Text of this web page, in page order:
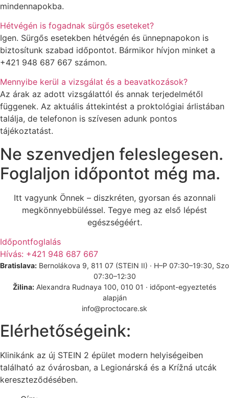
mindennapokba.
Hétvégén is fogadnak sürgős eseteket?
Igen. Sürgős esetekben hétvégén és ünnepnapokon is
biztosítunk szabad időpontot. Bármikor hívjon minket a
+421 948 687 667 számon.
Mennyibe kerül a vizsgálat és a beavatkozások?
Az árak az adott vizsgálattól és annak terjedelmétől
függenek. Az aktuális áttekintést a proktológiai árlistában
találja, de telefonon is szívesen adunk pontos
tájékoztatást.
Ne szenvedjen feleslegesen.
Foglaljon időpontot még ma.
Itt vagyunk Önnek – diszkréten, gyorsan és azonnali
megkönnyebbüléssel. Tegye meg az első lépést
egészségéért.
Időpontfoglalás
Hívás: +421 948 687 667
Bratislava: Bernolákova 9, 811 07 (STEIN II) · H–P 07:30–19:30, Szo
07:30–12:30
Žilina: Alexandra Rudnaya 100, 010 01 · időpont-egyeztetés
alapján
info@proctocare.sk
Elérhetőségeink:
Klinikánk az új STEIN 2 épület modern helyiségeiben
található az óvárosban, a Legionárská és a Krížná utcák
kereszteződésében.